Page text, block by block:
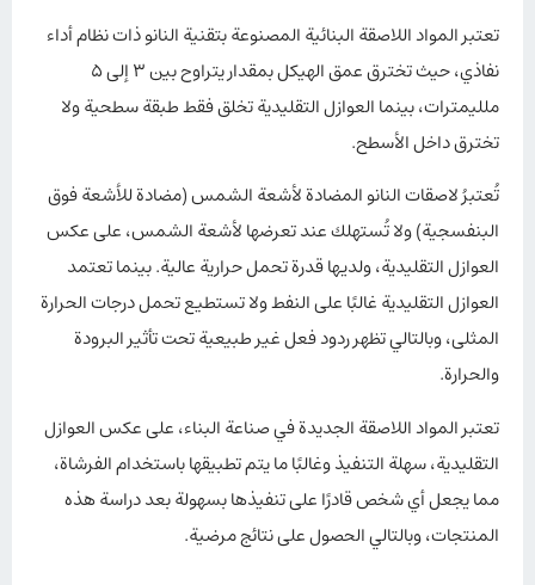
تعتبر المواد اللاصقة البنائية المصنوعة بتقنية النانو ذات نظام أداء
نفاذي، حيث تخترق عمق الهيكل بمقدار يتراوح بين 3 إلى 5
ملليمترات، بينما العوازل التقليدية تخلق فقط طبقة سطحية ولا
تخترق داخل الأسطح.
تُعتبرُ لاصقات النانو المضادة لأشعة الشمس (مضادة للأشعة فوق
البنفسجية) ولا تُستهلك عند تعرضها لأشعة الشمس، على عكس
العوازل التقليدية، ولديها قدرة تحمل حرارية عالية. بينما تعتمد
العوازل التقليدية غالبًا على النفط ولا تستطيع تحمل درجات الحرارة
المثلى، وبالتالي تظهر ردود فعل غير طبيعية تحت تأثير البرودة
والحرارة.
تعتبر المواد اللاصقة الجديدة في صناعة البناء، على عكس العوازل
التقليدية، سهلة التنفيذ وغالبًا ما يتم تطبيقها باستخدام الفرشاة،
مما يجعل أي شخص قادرًا على تنفيذها بسهولة بعد دراسة هذه
المنتجات، وبالتالي الحصول على نتائج مرضية.